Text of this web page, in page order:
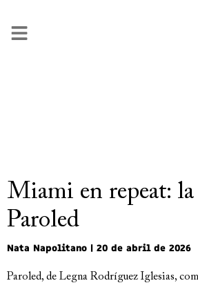
Miami en repeat:
Paroled
Nata Napolitano 20 de abril de 2026
Paroled, de Legna Rodríguez Iglesias,